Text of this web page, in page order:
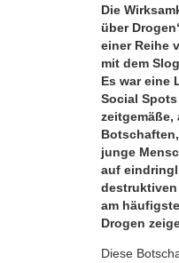
Die
über
einer Reihe
mit dem
Es war eine
Social
zeitgemäße,
junge
auf
am
Drogen
Diese